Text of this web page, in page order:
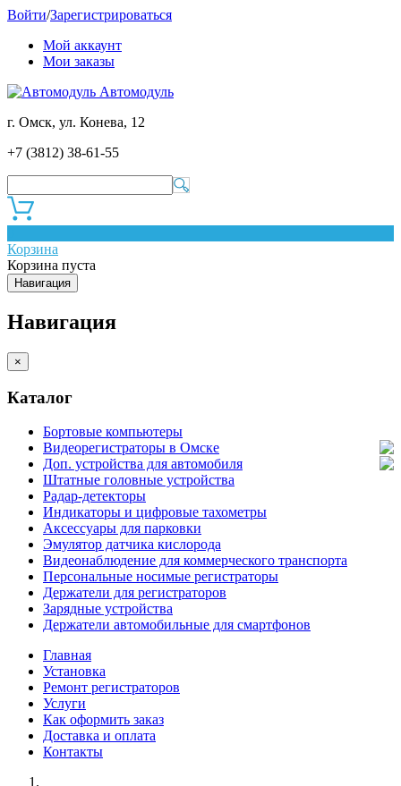
Войти/Зарегистрироваться
Мой аккаунт
Мои заказы
Автомодуль
г. Омск, ул. Конева, 12
+7 (3812) 38-61-55
Корзина
Корзина пуста
Навигация
Навигация
×
Каталог
Бортовые компьютеры
Видеорегистраторы в Омске
Доп. устройства для автомобиля
Штатные головные устройства
Радар-детекторы
Индикаторы и цифровые тахометры
Аксессуары для парковки
Эмулятор датчика кислорода
Видеонаблюдение для коммерческого транспорта
Персональные носимые регистраторы
Держатели для регистраторов
Зарядные устройства
Держатели автомобильные для смартфонов
Главная
Установка
Ремонт регистраторов
Услуги
Как оформить заказ
Доставка и оплата
Контакты